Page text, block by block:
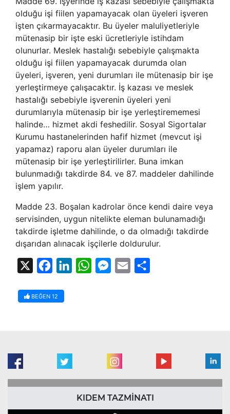
olduğu işi fiilen yapamayacak olan üyeleri işveren
işten çıkarmayacaktır. Bu üyeler maluliyetleriyle
mütenasip bir işte eski ücretleriyle istihdam
olunurlar. Meslek hastalığı sebebiyle çalışmakta
olduğu işi fiilen yapamayacak durumda olan
üyeleri, işveren, yeni durumları ile mütenasip bir işe
yerleştirmeye çalışacaktır. İş kazası ve meslek
hastalığı sebebiyle işverenin üyeleri yeni
durumlarıyla mütenasip bir işe yerleştirememesi
halinde… hizmet akdi feshedilir. Sosyal Sigortalar
Kurumu hastanelerinden hafif hizmet (mevcut işi
yapamaz) raporu alan üyeler durumları ile
mütenasip bir işe yerleştirilirler. Buna imkan
bulunmadığı takdirde 84. ve 87. maddeler dahilinde
işlem yapılır.
Madde 23. Boşalan kadrolar önce kendi daire veya
servisinden, uygun nitelikte eleman bulunamadığı
takdirde işletme dahilinde, o da olmadığı takdirde
dışarıdan alınacak işçilerle doldurulur.
FacebookLinkedInWhatsAppMessenger
Email
BEĞEN 12
KIDEM TAZMİNATI